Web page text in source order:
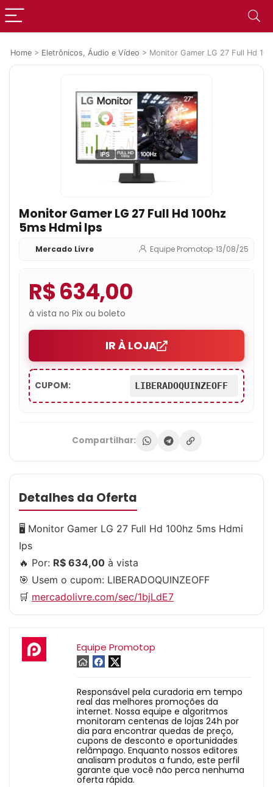
Home > Eletrônicos, Áudio e Vídeo > Monitor Gamer LG 27 Full Hd
Monitor Gamer LG 27 Full Hd 100hz
5ms Hdmi Ips
Mercado Livre Equipe Promotop•13/08/25
R$ 634,00
à vista no Pix ou boleto
IR À LOJA
CUPOM: LIBERADOQUINZEOFF
Compartilhar:
Detalhes da Oferta
🖥 Monitor Gamer LG 27 Full Hd 100hz 5ms Hdmi
Ips
🔥 Por: R$ 634,00 à vista
🎯 Usem o cupom: LIBERADOQUINZEOFF
🛒 mercadolivre.com/sec/1bjLdE7
Equipe Promotop
Responsável pela curadoria em tempo
real das melhores promoções da
internet. Nossa equipe e algoritmos
monitoram centenas de lojas 24h por
dia para encontrar quedas de preço,
cupons de desconto e oportunidades
relâmpago. Enquanto nossos editores
analisam produtos a fundo, este perfil
garante que você não perca nenhuma
oferta rápida.